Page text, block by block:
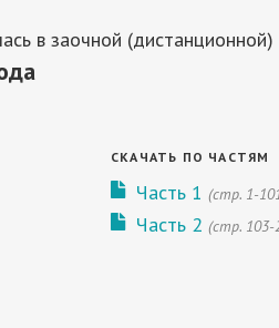
в заочной
СКАЧАТЬ ПО ЧАСТЯМ
Часть 1 (стр. 1-
Часть 2 (cтр. 103-